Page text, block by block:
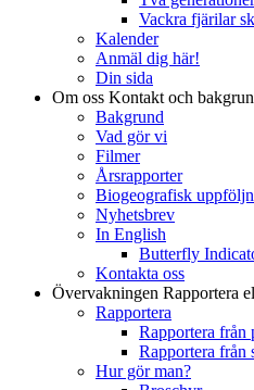
Vackra fjärilar
Kalender
Anmäl dig här!
Din sida
Om oss Kontakt och
Bakgrund
Vad gör vi
Filmer
Årsrapporter
Biogeografisk
Nyhetsbrev
In English
Butterfly
Kontakta oss
Övervakningen Rapportera
Rapportera
Rapportera från
Rapportera från
Hur gör man?